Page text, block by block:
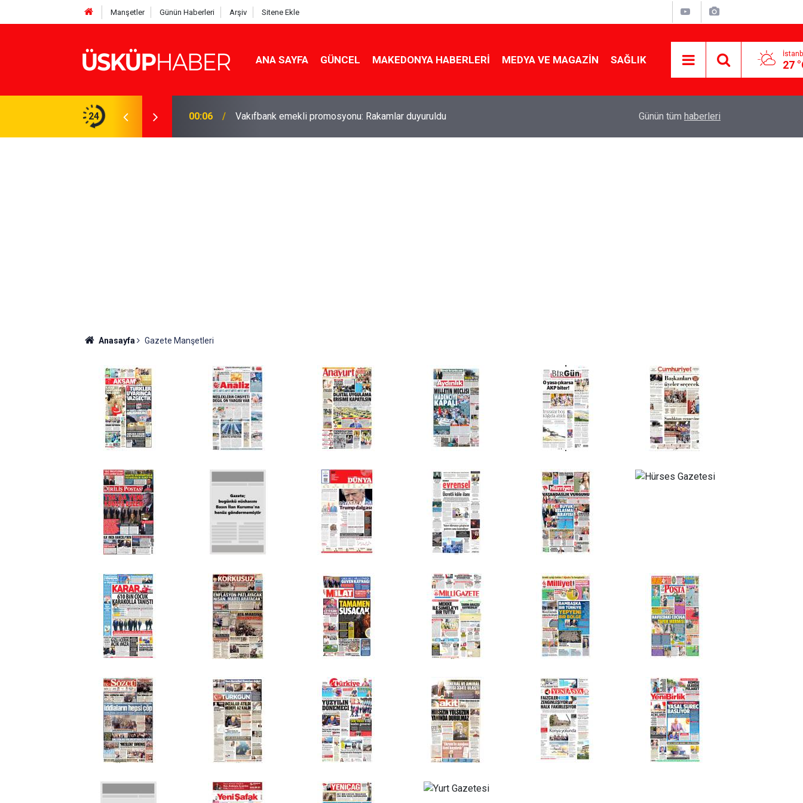
Manşetler Günün Haberleri Arşiv Sitene Ekle
ANA SAYFA GÜNCEL MAKEDONYA HABERLERI MEDYA VE MAGAZIN SAĞLIK 27
24
15 yiyecek ortaya çıktı 00:06 Vakıfbank emekli promosyonu: Rakamlar duyuruldu Gözde oldu! Hem köy hem mahalle hayatı iç
Günün tüm haberleri
Anasayfa Gazete Manşetleri